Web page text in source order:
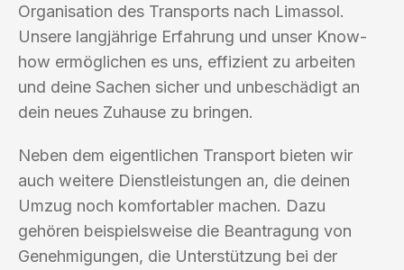
Organisation des Transports nach Limassol.
Unsere langjährige Erfahrung und unser Know-
how ermöglichen es uns, effizient zu arbeiten
und deine Sachen sicher und unbeschädigt an
dein neues Zuhause zu bringen.
Neben dem eigentlichen Transport bieten wir
auch weitere Dienstleistungen an, die deinen
Umzug noch komfortabler machen. Dazu
gehören beispielsweise die Beantragung von
Genehmigungen, die Unterstützung bei der